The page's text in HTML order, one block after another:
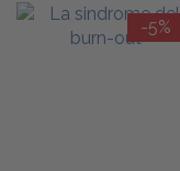
-5%